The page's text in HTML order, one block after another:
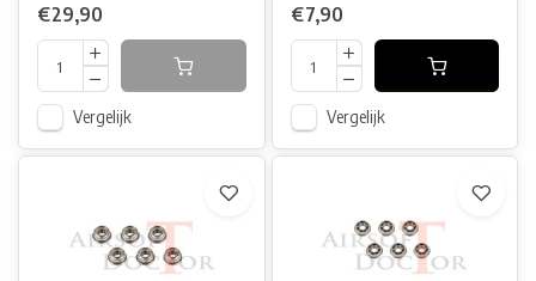
€29,90
Vergelijk
€7,90
Vergelijk